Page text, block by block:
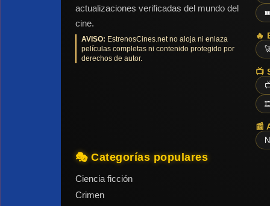
actualizaciones verificadas del mundo del
cine.
AVISO: EstrenosCines.net no aloja ni enlaza
películas completas ni contenido protegido por
derechos de autor.
🔥
📺
📰
🎭 Categorías populares
Ciencia ficción
Crimen